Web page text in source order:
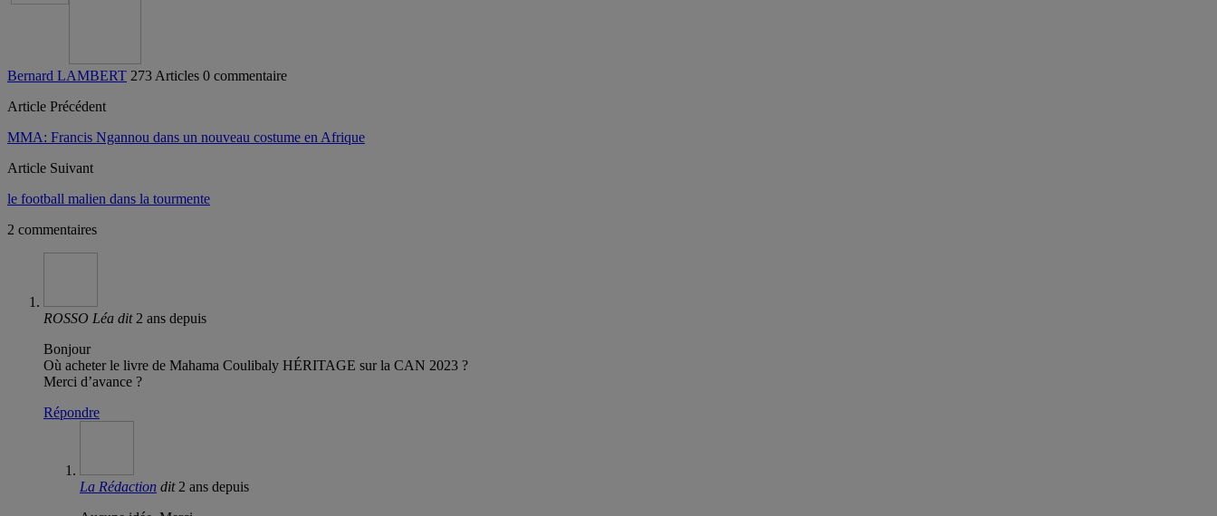
Bernard LAMBERT 273 Articles 0 commentaire
Article Précédent
MMA: Francis Ngannou dans un nouveau costume en Afrique
Article Suivant
le football malien dans la tourmente
2 commentaires
ROSSO Léa dit 2 ans depuis
Bonjour
Où acheter le livre de Mahama Coulibaly HÉRITAGE sur la CAN 2023 ?
Merci d’avance ?
Répondre
La Rédaction dit 2 ans depuis